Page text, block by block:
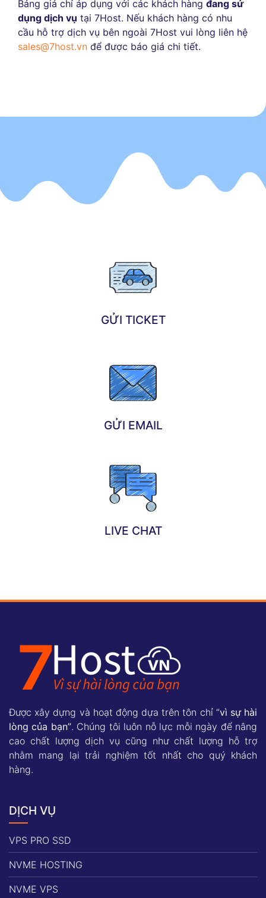
Bảng giá chỉ áp dụng với các khách hàng đang sử
dụng dịch vụ tại 7Host. Nếu khách hàng có nhu
cầu hỗ trợ dịch vụ bên ngoài 7Host vui lòng liên hệ
sales@7host.vn để được báo giá chi tiết.
GỬI TICKET
GỬI EMAIL
LIVE CHAT
Được xây dựng và hoạt động dựa trên tôn chỉ “vì sự hài
lòng của bạn”. Chúng tôi luôn nỗ lực mỗi ngày để nâng
cao chất lượng dịch vụ cũng như chất lượng hỗ trợ
nhằm mang lại trải nghiệm tốt nhất cho quý khách
hàng.
DỊCH VỤ
VPS PRO SSD
NVME HOSTING
NVME VPS